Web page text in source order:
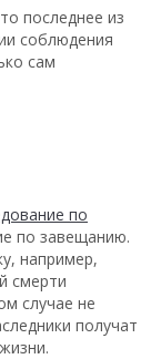
последнее из
соблюдения
сам
по
по завещанию.
например,
смерти
случае не
получат